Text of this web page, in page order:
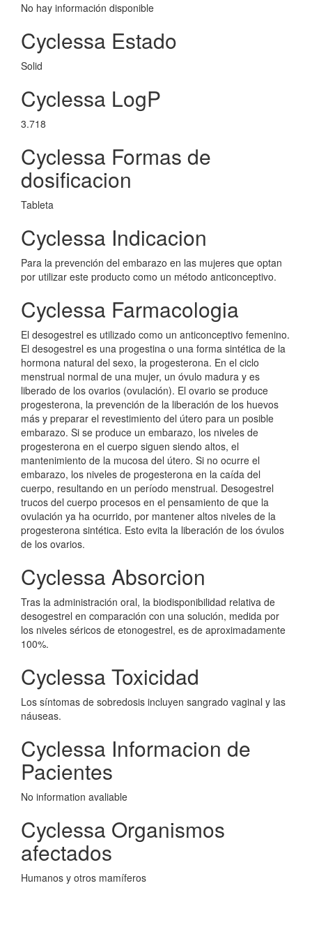
No hay información disponible
Cyclessa Estado
Solid
Cyclessa LogP
3.718
Cyclessa Formas de
dosificacion
Tableta
Cyclessa Indicacion
Para la prevención del embarazo en las mujeres que optan
por utilizar este producto como un método anticonceptivo.
Cyclessa Farmacologia
El desogestrel es utilizado como un anticonceptivo femenino.
El desogestrel es una progestina o una forma sintética de la
hormona natural del sexo, la progesterona. En el ciclo
menstrual normal de una mujer, un óvulo madura y es
liberado de los ovarios (ovulación). El ovario se produce
progesterona, la prevención de la liberación de los huevos
más y preparar el revestimiento del útero para un posible
embarazo. Si se produce un embarazo, los niveles de
progesterona en el cuerpo siguen siendo altos, el
mantenimiento de la mucosa del útero. Si no ocurre el
embarazo, los niveles de progesterona en la caída del
cuerpo, resultando en un período menstrual. Desogestrel
trucos del cuerpo procesos en el pensamiento de que la
ovulación ya ha ocurrido, por mantener altos niveles de la
progesterona sintética. Esto evita la liberación de los óvulos
de los ovarios.
Cyclessa Absorcion
Tras la administración oral, la biodisponibilidad relativa de
desogestrel en comparación con una solución, medida por
los niveles séricos de etonogestrel, es de aproximadamente
100%.
Cyclessa Toxicidad
Los síntomas de sobredosis incluyen sangrado vaginal y las
náuseas.
Cyclessa Informacion de
Pacientes
No information avaliable
Cyclessa Organismos
afectados
Humanos y otros mamíferos